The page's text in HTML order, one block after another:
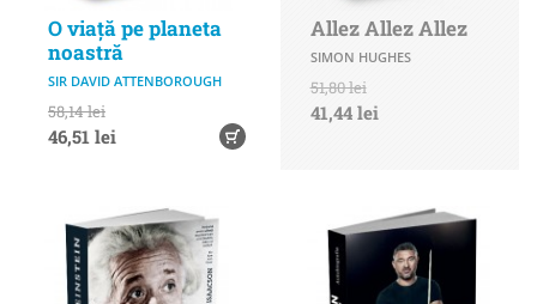
O viață pe planeta
noastră
SIR DAVID ATTENBOROUGH
58,14 lei
46,51 lei
Allez Allez Allez
SIMON HUGHES
51,80 lei
41,44 lei